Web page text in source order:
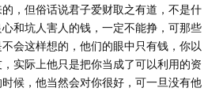
，但俗话说君子爱财取之有道，不是什
和坑人害人的钱，一定不能挣，可那些
会这样想的，他们的眼中只有钱，你以
实际上他只是把你当成了可以利用的资
候，他当然会对你很好，可一旦没有他